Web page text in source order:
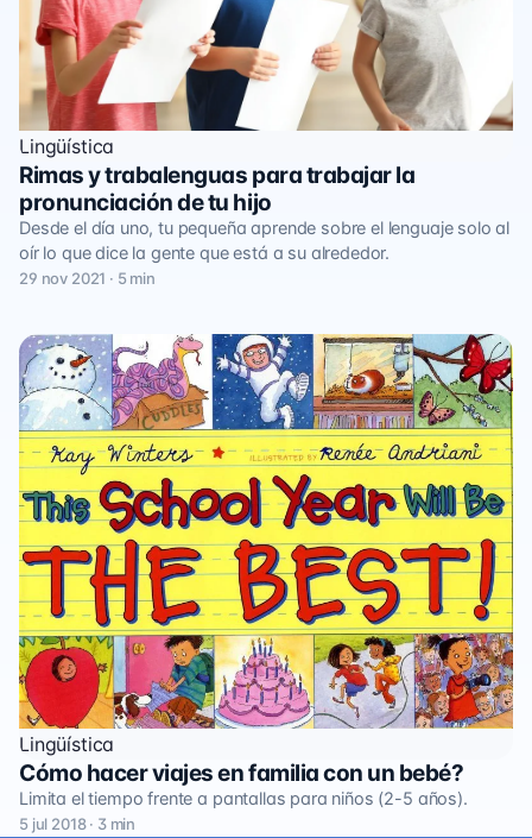
Lingüística
Rimas y trabalenguas para trabajar la
pronunciación de tu hijo
Desde el día uno, tu pequeña aprende sobre el lenguaje solo al
oír lo que dice la gente que está a su alrededor.
29 nov 2021 · 5 min
Lingüística
Cómo hacer viajes en familia con un bebé?
Limita el tiempo frente a pantallas para niños (2-5 años).
5 jul 2018 · 3 min